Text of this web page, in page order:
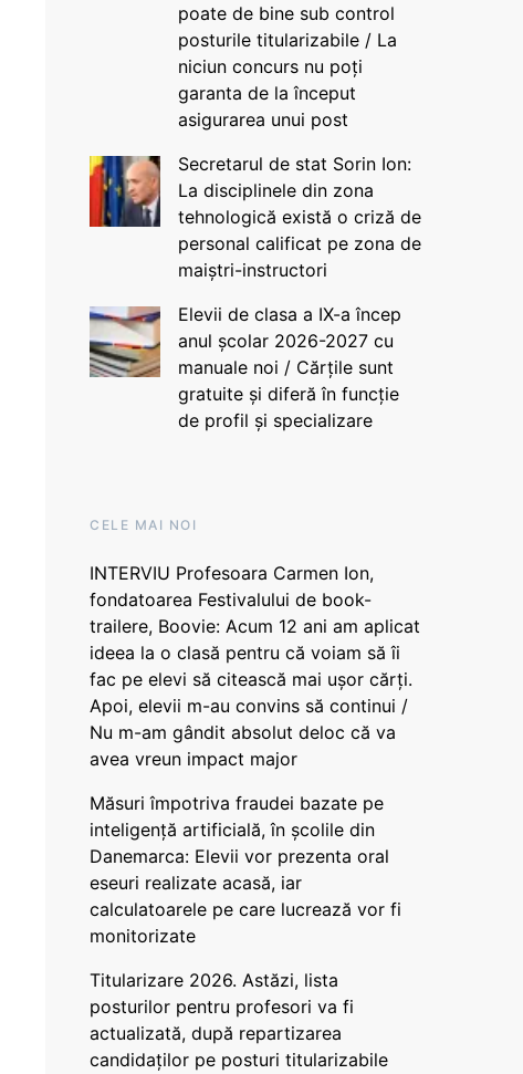
poate de bine sub control
posturile titularizabile / La
niciun concurs nu poți
garanta de la început
asigurarea unui post
Secretarul de stat Sorin Ion:
La disciplinele din zona
tehnologică există o criză de
personal calificat pe zona de
maiștri-instructori
Elevii de clasa a IX-a încep
anul școlar 2026-2027 cu
manuale noi / Cărțile sunt
gratuite și diferă în funcție
de profil și specializare
CELE MAI NOI
INTERVIU Profesoara Carmen Ion,
fondatoarea Festivalului de book-
trailere, Boovie: Acum 12 ani am aplicat
ideea la o clasă pentru că voiam să îi
fac pe elevi să citească mai ușor cărți.
Apoi, elevii m-au convins să continui /
Nu m-am gândit absolut deloc că va
avea vreun impact major
Măsuri împotriva fraudei bazate pe
inteligență artificială, în școlile din
Danemarca: Elevii vor prezenta oral
eseuri realizate acasă, iar
calculatoarele pe care lucrează vor fi
monitorizate
Titularizare 2026. Astăzi, lista
posturilor pentru profesori va fi
actualizată, după repartizarea
candidaților pe posturi titularizabile